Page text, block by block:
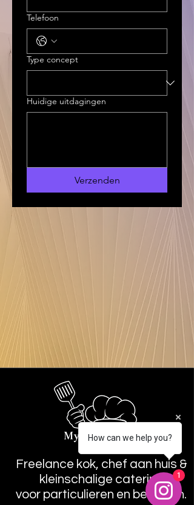
Telefoon
Type concept
Huidige uitdagingen
Verzenden
Freelance kok, chef aan huis &
kleinschalige catering
voor particulieren en bedrijven.
How can we help you?
1